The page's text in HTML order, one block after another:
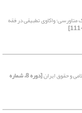
متاورسی؛ واکاوی تطبیقی در فقه
و حقوق ایران [دوره 8، شماره